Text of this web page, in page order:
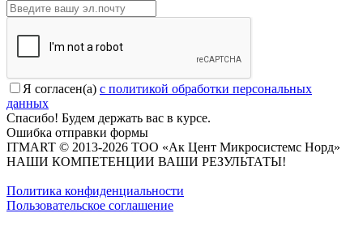
Я согласен(a) с политикой обработки персональных
данных
Спасибо! Будем держать вас в курсе.
Ошибка отправки формы
ITMART © 2013-2026 ТОО «Ак Цент Микросистемс Норд»
НАШИ КОМПЕТЕНЦИИ ВАШИ РЕЗУЛЬТАТЫ!
Политика конфиденциальности
Пользовательское соглашение